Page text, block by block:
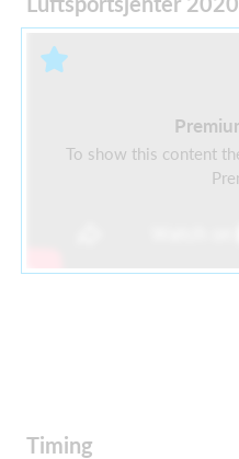
To show this content
Timing